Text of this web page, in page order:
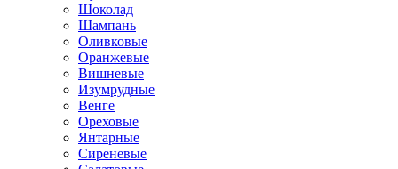
Шоколад
Шампань
Оливковые
Оранжевые
Вишневые
Изумрудные
Венге
Ореховые
Янтарные
Сиреневые